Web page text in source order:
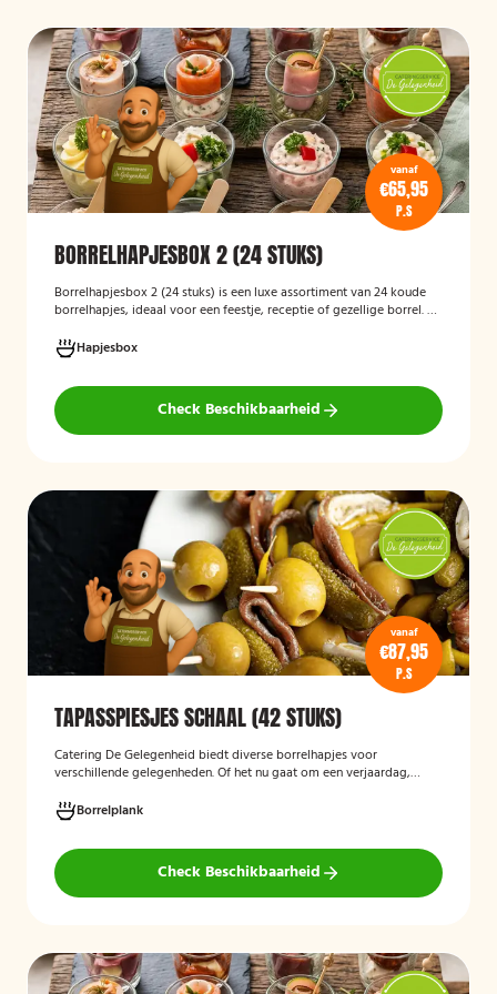
vanaf
€65,95
P.S
BORRELHAPJESBOX 2 (24 STUKS)
Borrelhapjesbox 2 (24 stuks) is een luxe assortiment van 24 koude
borrelhapjes, ideaal voor een feestje, receptie of gezellige borrel. De
klaar worden geleverd, zodat u uw gasten eenvoudig kunt trakteren
op een smaakvolle en feestelijke borrelervaring.
Hapjesbox
Check Beschikbaarheid
vanaf
€87,95
P.S
TAPASSPIESJES SCHAAL (42 STUKS)
Catering De Gelegenheid biedt diverse borrelhapjes voor
verschillende gelegenheden. Of het nu gaat om een verjaardag,
Hieronder ziet u een selectie uit ons aanbod. De tapasspiesjesschaal
is geschikt voor maximaal 6 personen.
Borrelplank
Check Beschikbaarheid